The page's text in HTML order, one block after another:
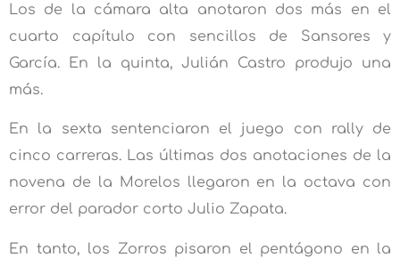
Los de la cámara alta anotaron dos más en el
cuarto capítulo con sencillos de Sansores y
García. En la quinta, Julián Castro produjo una
más.
En la sexta sentenciaron el juego con rally de
cinco carreras. Las últimas dos anotaciones de la
novena de la Morelos llegaron en la octava con
error del parador corto Julio Zapata.
En tanto, los Zorros pisaron el pentágono en la